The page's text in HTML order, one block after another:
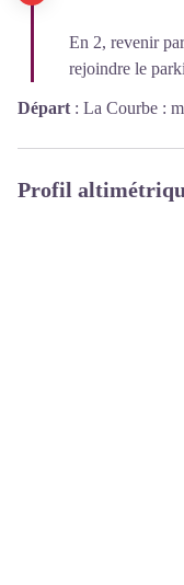
En 2, revenir
rejoindre le
Départ : La Courbe :
Profil